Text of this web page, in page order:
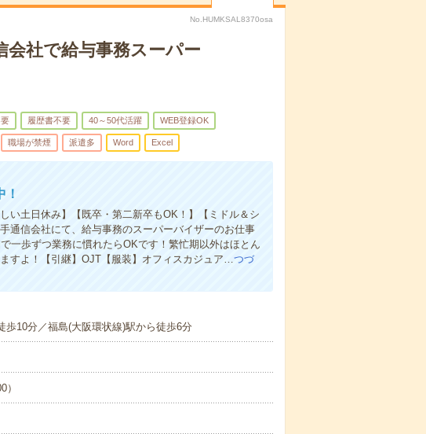
No.HUMKSAL8370osa
会社で給与事務スーパー
履歴書不要 40～50代活躍 WEB登録OK
職場が禁煙 派遣多 Word Excel
い土日休み】【既卒・第二新卒もOK！】【ミドル＆シ
通信会社にて、給与事務のスーパーバイザーのお仕事
一歩ずつ業務に慣れたらOKです！繁忙期以外はほとん
すよ！【引継】OJT【服装】オフィスカジュア…つづ
10分／福島(大阪環状線)駅から徒歩6分